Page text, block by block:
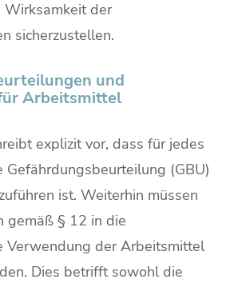
Wirksamkeit der
sicherzustellen.
und
Arbeitsmittel
explizit vor, dass für jedes
(GBU)
ist. Weiterhin müssen
gemäß § 12 in die
Verwendung der Arbeitsmittel
Dies betrifft sowohl die